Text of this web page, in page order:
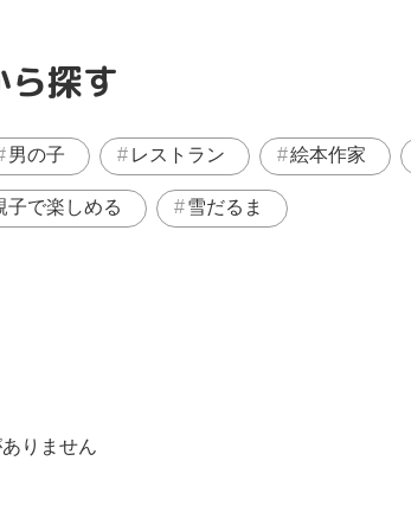
探す
男の子 レストラン 絵本作家
子で楽しめる 雪だるま
りません